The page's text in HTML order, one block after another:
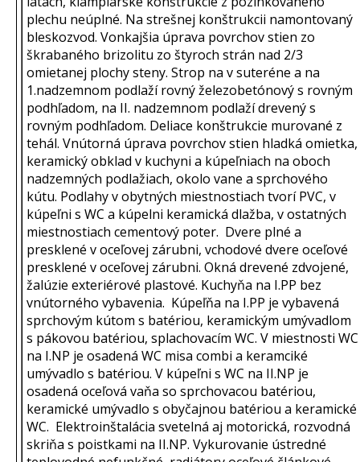
plechu neúplné. Na strešnej konštrukcii namontovaný
bleskozvod. Vonkajšia úprava povrchov stien zo
škrabaného brizolitu zo štyroch strán nad 2/3
omietanej plochy steny. Strop na v suteréne a na
1.nadzemnom podlaží rovný železobetónový s rovným
podhľadom, na II. nadzemnom podlaží drevený s
rovným podhľadom. Deliace konštrukcie murované z
tehál. Vnútorná úprava povrchov stien hladká omietka,
keramický obklad v kuchyni a kúpeľniach na oboch
nadzemných podlažiach, okolo vane a sprchového
kútu. Podlahy v obytných miestnostiach tvorí PVC, v
kúpeľni s WC a kúpelni keramická dlažba, v ostatných
miestnostiach cementový poter. Dvere plné a
presklené v oceľovej zárubni, vchodové dvere oceľové
presklené v oceľovej zárubni. Okná drevené zdvojené,
žalúzie exteriérové plastové. Kuchyňa na I.PP bez
vnútorného vybavenia. Kúpeľňa na I.PP je vybavená
sprchovým kútom s batériou, keramickým umývadlom
s pákovou batériou, splachovacím WC. V miestnosti WC
na I.NP je osadená WC misa combi a keramciké
umývadlo s batériou. V kúpeľni s WC na II.NP je
osadená oceľová vaňa so sprchovacou batériou,
keramické umývadlo s obyčajnou batériou a keramické
WC. Elektroinštalácia svetelná aj motorická, rozvodná
skriňa s poistkami na II.NP. Vykurovanie ústredné